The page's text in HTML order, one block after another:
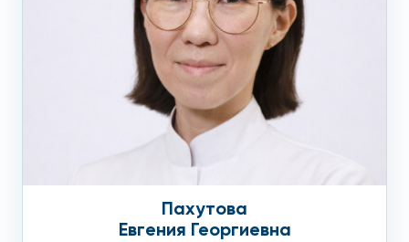
Пахутова
Евгения Георгиевна